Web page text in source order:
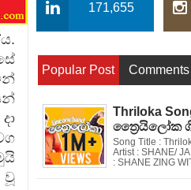
වූ
171,655
Popular Post Comments
Thriloka
ත්‍රෛයිලෝක
Song Title :
Artist : SHANE/
: SHANE ZING